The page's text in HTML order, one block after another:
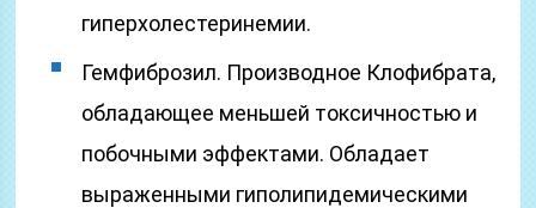
гиперхолестеринемии.
Гемфиброзил. Производное Клофибрата,
обладающее меньшей токсичностью и
побочными эффектами. Обладает
выраженными гиполипидемическими